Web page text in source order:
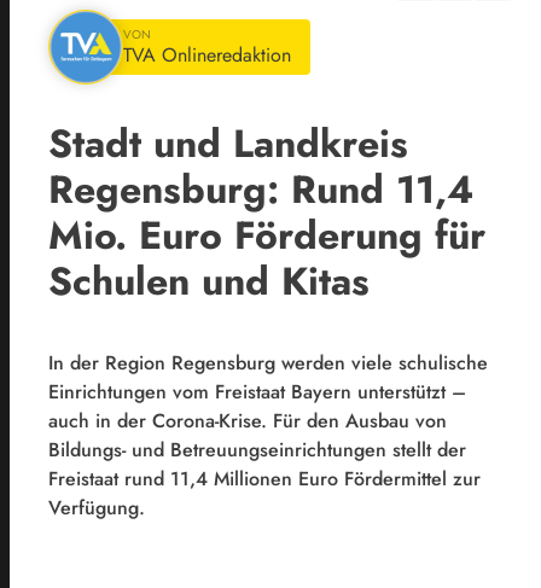
VON
TVA Onlineredaktion
Stadt und Landkreis
Regensburg: Rund 11,4
Mio. Euro Förderung für
Schulen und Kitas
In der Region Regensburg werden viele schulische
Einrichtungen vom Freistaat Bayern unterstützt –
auch in der Corona-Krise. Für den Ausbau von
Bildungs- und Betreuungseinrichtungen stellt der
Freistaat rund 11,4 Millionen Euro Fördermittel zur
Verfügung.